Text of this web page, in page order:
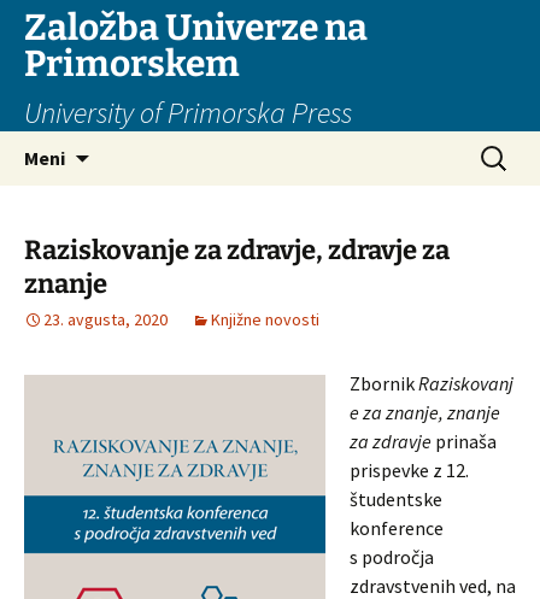
Založba Univerze na
Primorskem
University of Primorska Press
Meni Išči:
Raziskovanje za zdravje, zdravje za
znanje
23. avgusta, 2020 Knjižne novosti
ZbornikRaziskovanj
e za znanje, znanje
za zdravje prinaša
prispevke z 12.
študentske
konference
s področja
zdravstvenih ved, na